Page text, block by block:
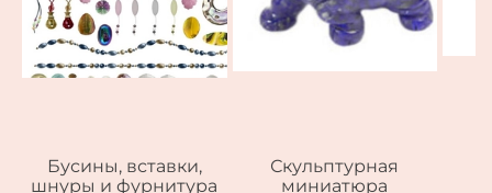
Бусины, вставки,
шнуры и фурнитура
Скульптурная
миниатюра